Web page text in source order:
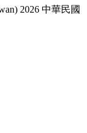
2026 中華民國